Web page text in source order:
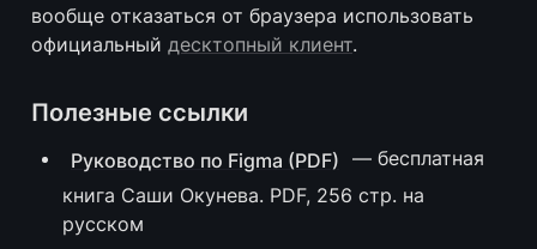
вообще отказаться от браузера использовать
официальный десктопный клиент.
Полезные ссылки
Руководство по Figma (PDF) — бесплатная
книга Саши Окунева. PDF, 256 стр. на
русском